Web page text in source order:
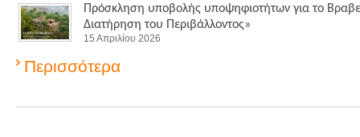
Πρόσκληση υποβολής υποψηφιοτήτων για το
Διατήρηση του Περιβάλλοντος»
15 Απριλίου 2026
Περισσότερα